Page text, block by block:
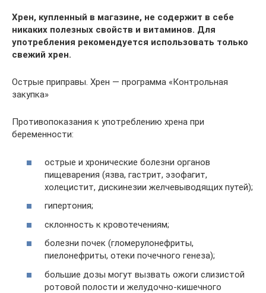
Хрен, купленный в магазине, не содержит в себе
никаких полезных свойств и витаминов. Для
употребления рекомендуется использовать только
свежий хрен.
Острые приправы. Хрен — программа «Контрольная
закупка»
Противопоказания к употреблению хрена при
беременности:
острые и хронические болезни органов
пищеварения (язва, гастрит, эзофагит,
холецистит, дискинезии желчевыводящих путей);
гипертония;
склонность к кровотечениям;
болезни почек (гломерулонефриты,
пиелонефриты, отеки почечного генеза);
большие дозы могут вызвать ожоги слизистой
ротовой полости и желудочно-кишечного